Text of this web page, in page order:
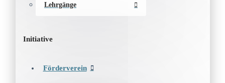
Lehrgänge
Initiative
Förderverein